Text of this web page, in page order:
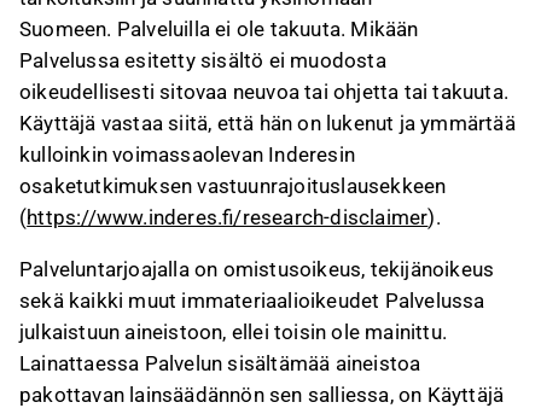
Suomeen. Palveluilla ei ole takuuta. Mikään
Palvelussa esitetty sisältö ei muodosta
oikeudellisesti sitovaa neuvoa tai ohjetta tai takuuta.
Käyttäjä vastaa siitä, että hän on lukenut ja ymmärtää
kulloinkin voimassaolevan Inderesin
osaketutkimuksen vastuunrajoituslausekkeen
(https://www.inderes.fi/research-disclaimer).
Palveluntarjoajalla on omistusoikeus, tekijänoikeus
sekä kaikki muut immateriaalioikeudet Palvelussa
julkaistuun aineistoon, ellei toisin ole mainittu.
Lainattaessa Palvelun sisältämää aineistoa
pakottavan lainsäädännön sen salliessa, on Käyttäjä